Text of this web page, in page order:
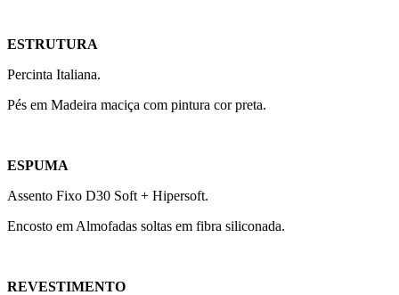
ESTRUTURA
Percinta Italiana.
Pés em Madeira maciça com pintura cor preta.
ESPUMA
Assento Fixo D30 Soft + Hipersoft.
Encosto em Almofadas soltas em fibra siliconada.
REVESTIMENTO